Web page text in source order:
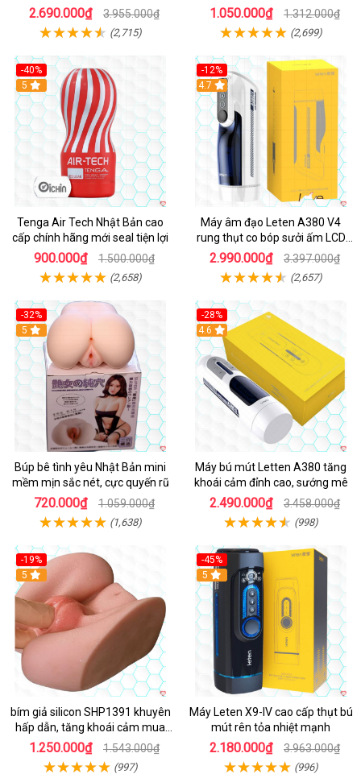
Cao Cấp
2.690.000₫ 3.955.000₫
(2,715)
1.050.000₫ 1.312.000₫
(2,699)
-40%
Hot
5
Tenga Air Tech Nhật Bản cao
cấp chính hãng mới seal tiện lợi
900.000₫ 1.500.000₫
(2,658)
-12%
Hot
4.7
Máy âm đạo Leten A380 V4
rung thụt co bóp sưởi ấm LCD
đẹp
2.990.000₫ 3.397.000₫
(2,657)
-32%
Hot
5
Búp bê tình yêu Nhật Bản mini
mềm mịn sắc nét, cực quyến rũ
720.000₫ 1.059.000₫
(1,638)
-28%
Hot
4.6
Máy bú mút Letten A380 tăng
khoái cảm đỉnh cao, sướng mê
2.490.000₫ 3.458.000₫
(998)
-19%
Hot
5
bím giả silicon SHP1391 khuyên
hấp dẫn, tăng khoái cảm mua
ngay
1.250.000₫ 1.543.000₫
(997)
-45%
Hot
5
Máy Leten X9-IV cao cấp thụt bú
mút rên tỏa nhiệt mạnh
2.180.000₫ 3.963.000₫
(996)